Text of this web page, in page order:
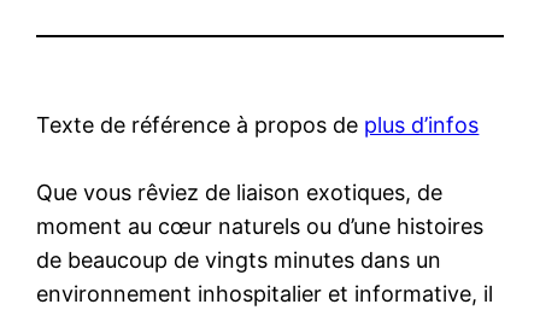
Texte de référence à propos de plus d’infos
Que vous rêviez de liaison exotiques, de
moment au cœur naturels ou d’une histoires
de beaucoup de vingts minutes dans un
environnement inhospitalier et informative, il